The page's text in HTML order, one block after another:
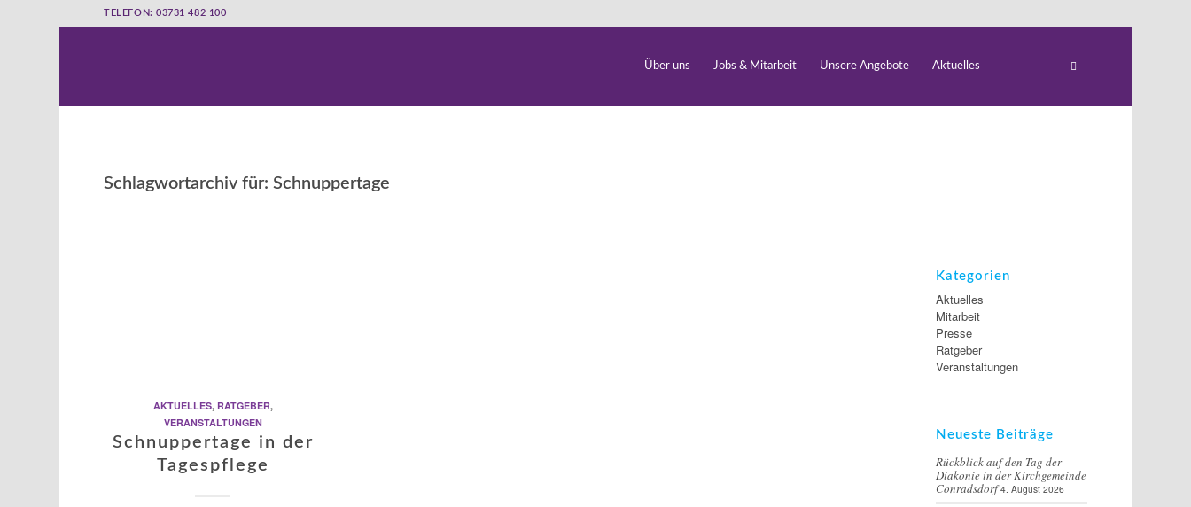
TELEFON: 03731 482 100
Über uns Jobs & Mitarbeit Unsere Angebote Aktuelles
Schlagwortarchiv für:Schnuppertage
AKTUELLES, RATGEBER,
VERANSTALTUNGEN
Schnuppertage in der
Tagespflege
Kategorien
Aktuelles
Mitarbeit
Presse
Ratgeber
Veranstaltungen
Neueste Beiträge
Rückblick auf den Tag der
Diakonie in der Kirchgemeinde
Conradsdorf 4. August 2026